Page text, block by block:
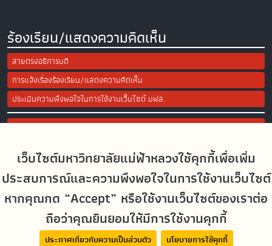
เว็บไซต์มหาวิทยาลัยแม่ฟ้าหลวงใช้คุกกี้เพื่อเพิ่ม
ประสบการณ์และความพึงพอใจในการใช้งานเว็บไซต์
หากคุณกด “Accept” หรือใช้งานเว็บไซต์ของเราต่อ
ถือว่าคุณยินยอมให้มีการใช้งานคุกกี้
ประกาศเกี่ยวกับความเป็นส่วนตัว นโยบายการใช้คุกกี้
ร้องเรียน/แสดงความคิดเห็น
สายตรงอธิการบดี
การแจ้งเรื่องร้องเรียน/แสดงความคิดเห็น
ประเมินความพึงพอใจในการใช้งานเว็บไซต์ มฟล.
Site Map
Social Media
MFUconnect